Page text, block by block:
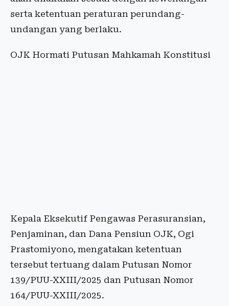
serta ketentuan peraturan perundang-
undangan yang berlaku.
OJK Hormati Putusan Mahkamah Konstitusi
Kepala Eksekutif Pengawas Perasuransian,
Penjaminan, dan Dana Pensiun OJK, Ogi
Prastomiyono, mengatakan ketentuan
tersebut tertuang dalam Putusan Nomor
139/PUU-XXIII/2025 dan Putusan Nomor
164/PUU-XXIII/2025.